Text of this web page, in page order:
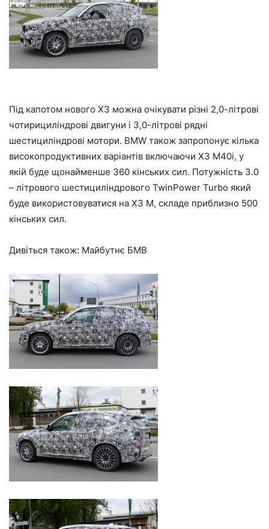
Під капотом нового X3 можна очікувати різні 2,0-літрові
чотирициліндрові двигуни і 3,0-літрові рядні
шестициліндрові мотори. BMW також запропонує кілька
високопродуктивних варіантів включаючи X3 M40i, у
якій буде щонайменше 360 кінських сил. Потужність 3.0
– літрового шестициліндрового TwinPower Turbo який
буде використовуватися на X3 M, складе приблизно 500
кінських сил.
Дивіться також: Майбутнє БМВ